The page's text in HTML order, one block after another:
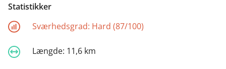
Statistikker
Sværhedsgrad: Hard (87/100)
Længde: 11,6 km